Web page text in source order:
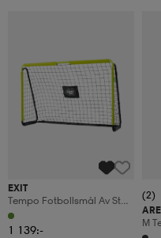
EXIT
Tempo Fotbollsmål Av Stål
180x120cm - Grönt/svart
1 139:-
(2)
M